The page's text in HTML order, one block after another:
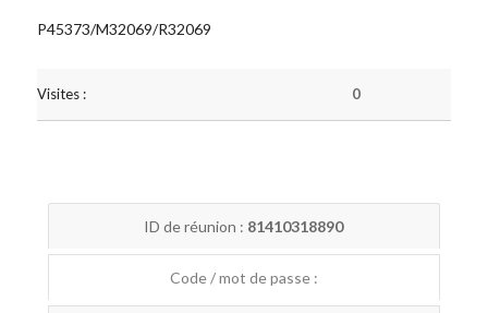
P45373/M32069/R32069
Visites : 0
ID de réunion : 81410318890
Code / mot de passe :